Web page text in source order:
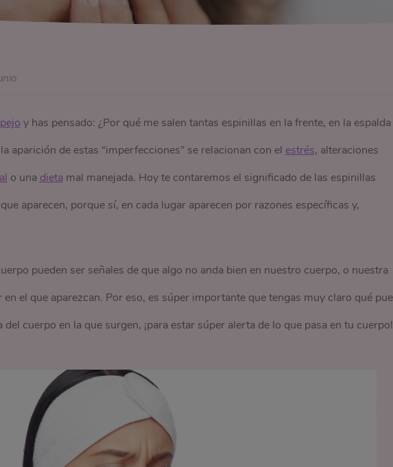
y has pensado: ¿Por qué me salen tantas espinillas en la frente, en la
aparición de estas “imperfecciones” se relacionan con el estrés, alteraciones
o una dieta mal manejada. Hoy te contaremos el significado de las espinillas
aparecen, porque sí, en cada lugar aparecen por razones específicas y,
pueden ser señales de que algo no anda bien en nuestro cuerpo, o nuestra
el que aparezcan. Por eso, es súper importante que tengas muy claro qué
cuerpo en la que surgen, ¡para estar súper alerta de lo que pasa en tu cuerpo!